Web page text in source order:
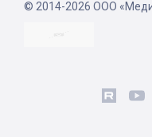
© 2014-2026 ООО